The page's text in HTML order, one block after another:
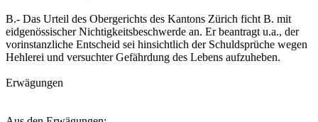
B.- Das Urteil des Obergerichts des Kantons Zürich ficht B. mit
eidgenössischer Nichtigkeitsbeschwerde an. Er beantragt u.a., der
vorinstanzliche Entscheid sei hinsichtlich der Schuldsprüche wegen
Hehlerei und versuchter Gefährdung des Lebens aufzuheben.
Erwägungen